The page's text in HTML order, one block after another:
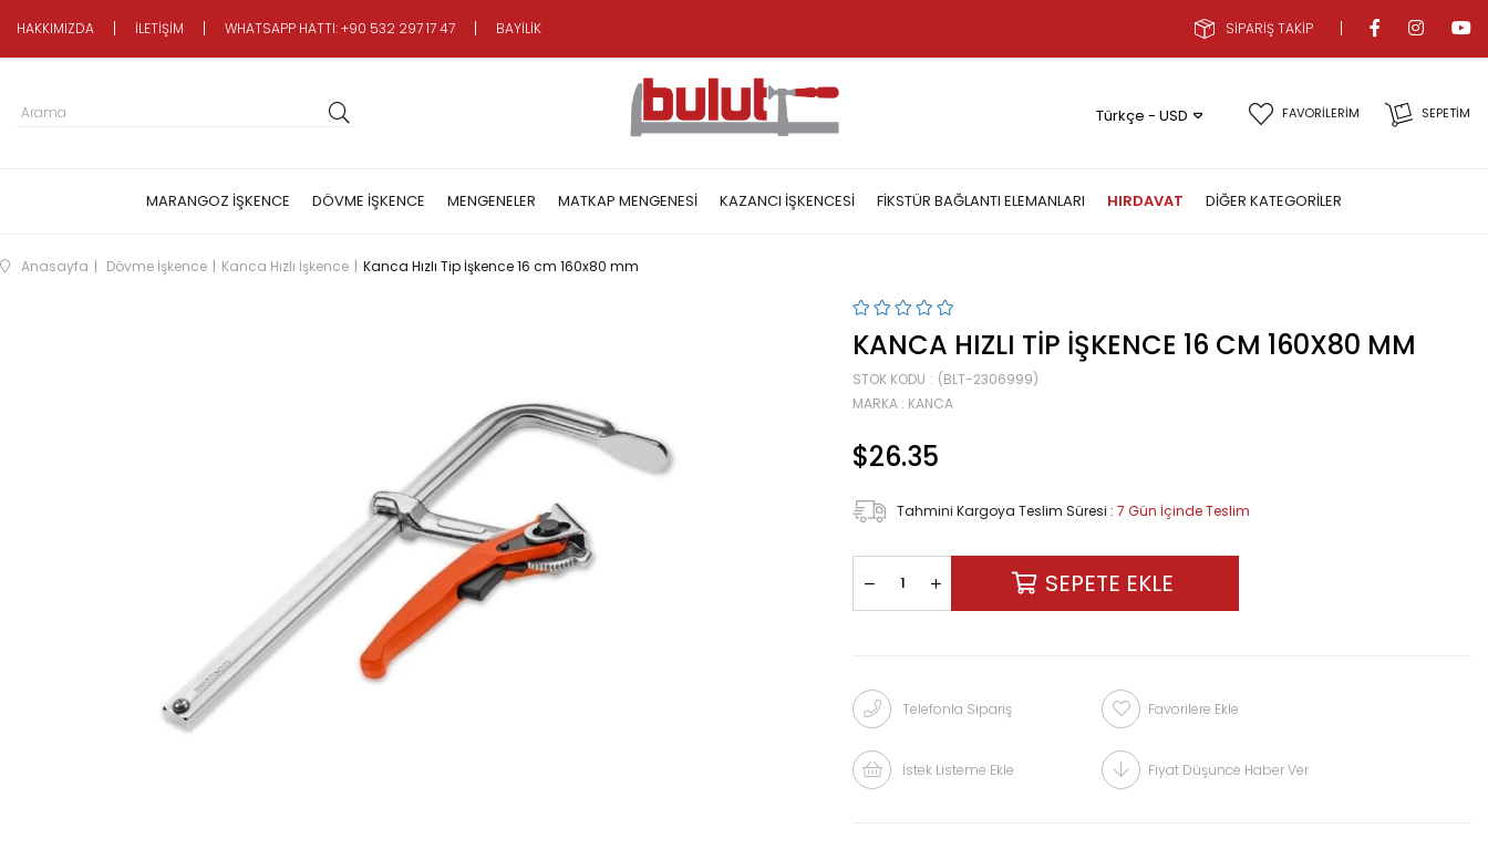
HAKKIMIZDA İLETİŞİM WHATSAPP HATTI: +90 532 297 17 47 BAYİLİK SİPARİŞ TAKİP
SEPETIM
FAVORİLERİM
Türkçe - USD
MARANGOZ İŞKENCE DÖVME İŞKENCE MENGENELER MATKAP MENGENESI KAZANCI İŞKENCESI FIKSTÜR BAĞLANTI ELEMANLARI HIRDAVAT DIĞER KATEGORILER
Anasayfa Dövme İşkence Kanca Hızlı İşkence Kanca Hızlı Tip İşkence 16 cm 160x80 mm
KANCA HIZLI TIP İŞKENCE 16 CM 160X80 MM
STOK KODU
(BLT-2306999)
MARKA : KANCA
$26.35
Tahmini Kargoya Teslim Süresi : 7 Gün İçinde Teslim
Telefonla Sipariş Favorilere Ekle
İstek Listeme Ekle Fiyat Düşünce Haber Ver